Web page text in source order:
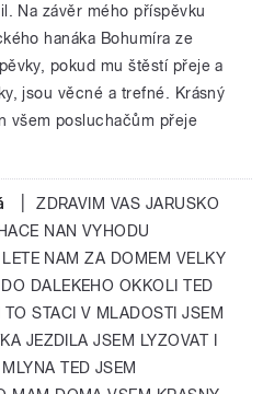
Na závěr mého příspěvku
hanáka Bohumíra ze
pokud mu štěstí přeje a
jsou věcné a trefné. Krásný
všem posluchačům přeje
ZDRAVIM VAS JARUSKO
NAN VYHODU
NAM ZA DOMEM VELKY
DALEKEHO OKKOLI TED
STACI V MLADOSTI JSEM
JEZDILA JSEM LYZOVAT I
TED JSEM